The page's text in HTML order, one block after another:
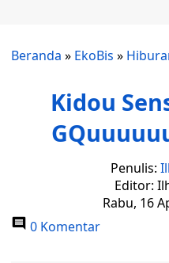
Beranda » EkoBis »
Kidou
Penulis:
Editor:
Rabu, 16
0 Komentar